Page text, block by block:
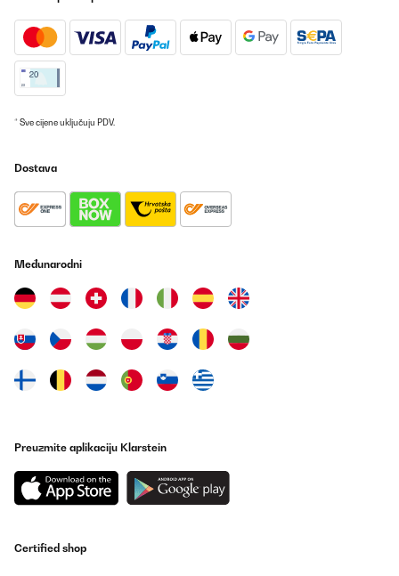
* Sve cijene uključuju PDV.
Dostava
Međunarodni
Preuzmite aplikaciju Klarstein
Certified shop